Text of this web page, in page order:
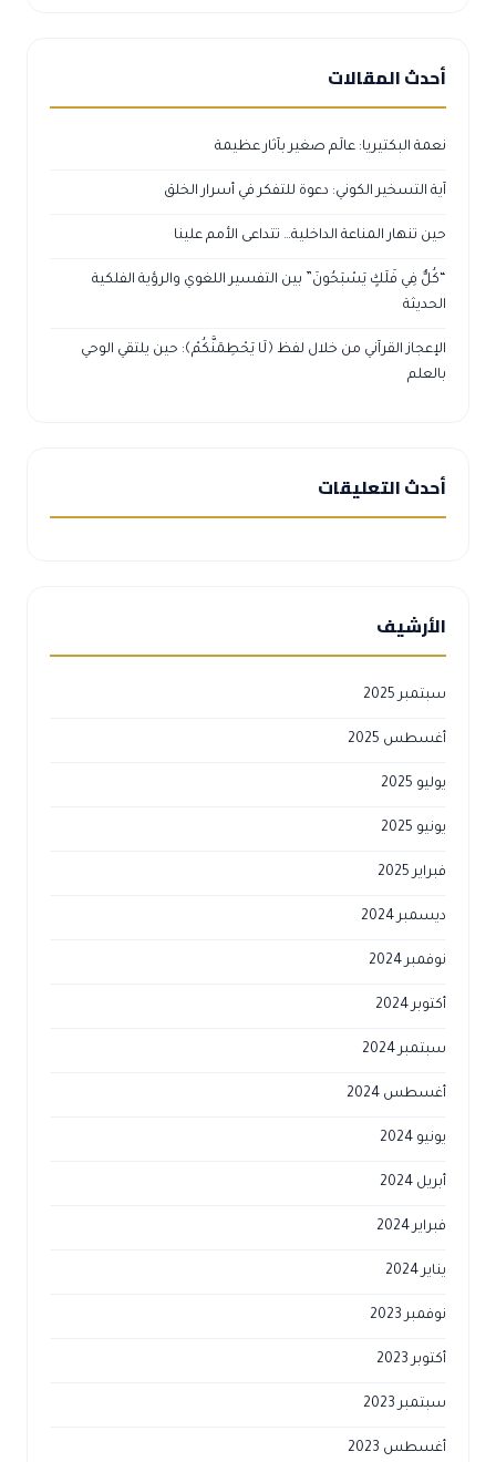
أحدث المقالات
نعمة البكتيريا: عالَم صغير بآثار عظيمة
آية التسخير الكوني: دعوة للتفكر في أسرار الخلق
حين تنهار المناعة الداخلية… تتداعى الأمم علينا
“كُلٌّ فِي فَلَكٍ يَسْبَحُونَ” بين التفسير اللغوي والرؤية الفلكية
الحديثة
الإعجاز القرآني من خلال لفظ ﴿لَا يَحْطِمَنَّكُمْ﴾: حين يلتقي الوحي
بالعلم
أحدث التعليقات
الأرشيف
سبتمبر 2025
أغسطس 2025
يوليو 2025
يونيو 2025
فبراير 2025
ديسمبر 2024
نوفمبر 2024
أكتوبر 2024
سبتمبر 2024
أغسطس 2024
يونيو 2024
أبريل 2024
فبراير 2024
يناير 2024
نوفمبر 2023
أكتوبر 2023
سبتمبر 2023
أغسطس 2023